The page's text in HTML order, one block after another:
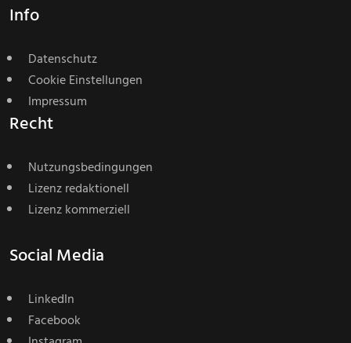
Info
Datenschutz
Cookie Einstellungen
Impressum
Recht
Nutzungsbedingungen
Lizenz redaktionell
Lizenz kommerziell
Social Media
LinkedIn
Facebook